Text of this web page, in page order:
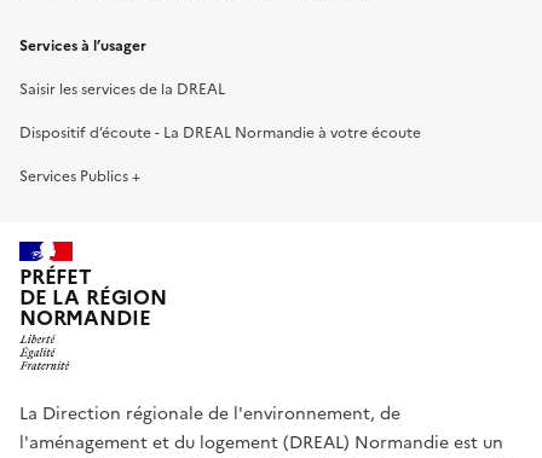
Services à l’usager
Saisir les services de la DREAL
Dispositif d’écoute - La DREAL Normandie à votre écoute
Services Publics +
PRÉFET
DE LA RÉGION
NORMANDIE
La Direction régionale de l'environnement, de
l'aménagement et du logement (DREAL) Normandie est un